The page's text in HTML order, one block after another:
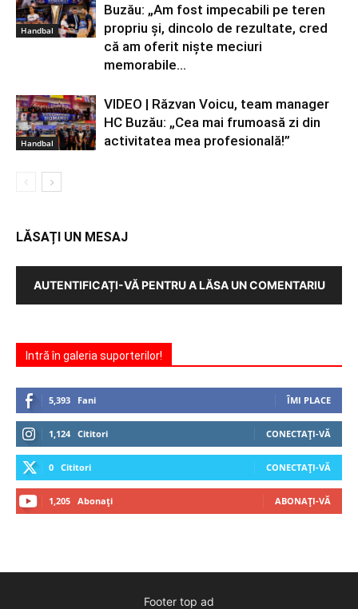
Handbal
Buzău: „Am fost impecabili pe teren
propriu și, dincolo de rezultate, cred
că am oferit niște meciuri
memorabile...
Handbal
VIDEO | Răzvan Voicu, team manager
HC Buzău: „Cea mai frumoasă zi din
activitatea mea profesională!”
LĂSAȚI UN MESAJ
AUTENTIFICAȚI-VĂ PENTRU A LĂSA UN COMENTARIU
Intră în galeria suporterilor!
5,393 Fani ÎMI PLACE
1,124 Cititori CONECTAȚI-VĂ
0 Cititori CONECTAȚI-VĂ
1,205 Abonați ABONAȚI-VĂ
Footer top ad